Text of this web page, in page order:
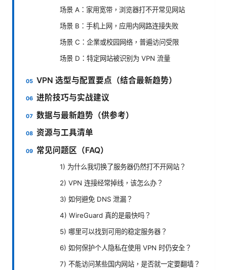
场景 A：家用宽带，浏览器打不开常见网站
场景 B：手机上网，应用内网路连接失败
场景 C：企業或校园网络，普遍访问受限
场景 D：特定网站被识别为 VPN 流量
VPN 选型与配置要点（结合最新趋势）
进阶技巧与实战建议
数据与最新趋势（供参考）
资源与工具清单
常见问题区（FAQ）
1) 为什么我切换了服务器仍然打不开网站？
2) VPN 连接经常掉线，该怎么办？
3) 如何避免 DNS 泄漏？
4) WireGuard 真的是最快吗？
5) 哪里可以找到可用的稳定服务器？
6) 如何保护个人隐私在使用 VPN 时仍安全？
7) 不能访问某些国内网站，是否就一定要翻墙？